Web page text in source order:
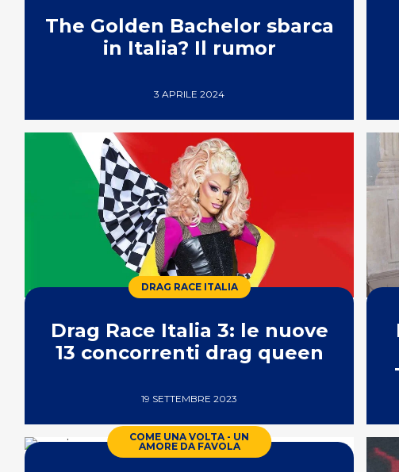
The Golden Bachelor sbarca
in Italia? Il rumor
3 APRILE 2024
DRAG RACE ITALIA
Drag Race Italia 3: le nuove
13 concorrenti drag queen
19 SETTEMBRE 2023
COME UNA VOLTA - UN
AMORE DA FAVOLA